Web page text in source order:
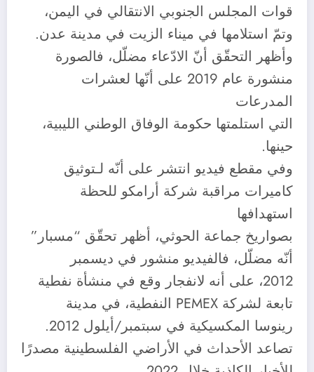
قوات المجلس الجنوبي الانتقالي في اليمن،
وتمّ استلامها في ميناء الزيت في مدينة عدن.
وأظهر التحقّق أنّ الادّعاء مضلّل، فالصورة
منشورة عام 2019 على أنّها لعشرات
المدرعات
التي استلمتها حكومة الوفاق الوطني الليبية،
حينها.
وفي مقطع فيديو انتشر على أنّه لـتوثيق
كاميرات مراقبة شركة أرامكو للحظة
استهدافها
بصواريخ جماعة الحوثي، أظهر تحقّق “مسبار”
أنّه مضلّل، فالفيديو منشور في ديسمبر
2012، على أنه لانفجار وقع في منشأة نفطية
تابعة لشركة PEMEX النفطية، في مدينة
رينوسا المكسيكية في سبتمبر/أيلول 2012.
تصاعد الأحداث في الأراضي الفلسطينية مصدرًا